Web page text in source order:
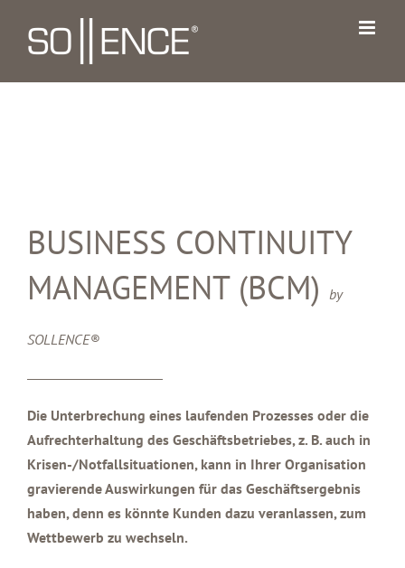
Inhalt
springen
BUSINESS CONTINUITY
MANAGEMENT (BCM)
by
SOLLENCE®
Die Unterbrechung eines laufenden Prozesses oder die
Aufrechterhaltung des Geschäftsbetriebes, z. B. auch in
Krisen-/Notfallsituationen, kann in Ihrer Organisation
gravierende Auswirkungen für das Geschäftsergebnis
haben, denn es könnte Kunden dazu veranlassen, zum
Wettbewerb zu wechseln.